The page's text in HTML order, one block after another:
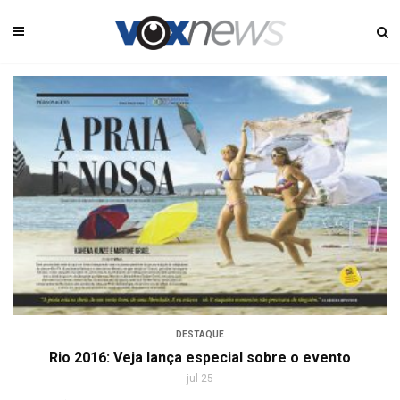
DESTAQUE
Rio 2016: Veja lança especial sobre o evento
jul 25